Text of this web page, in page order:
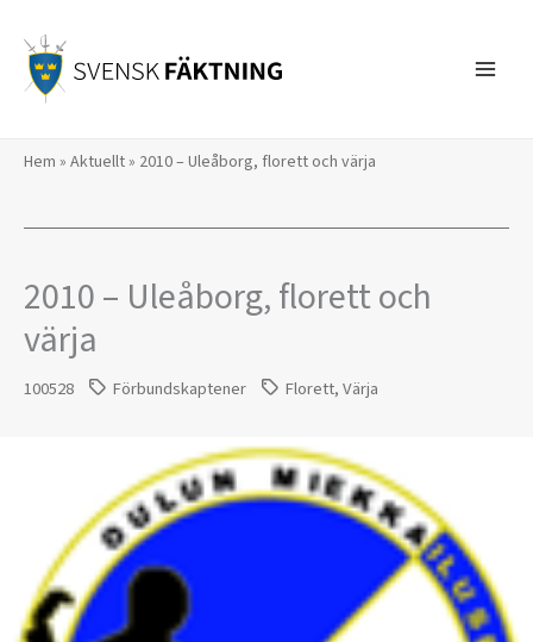
innehåll
Hem » Aktuellt» 2010 – Uleåborg, florett och värja
2010 – Uleåborg, florett och
värja
100528 Förbundskaptener Florett,Värja